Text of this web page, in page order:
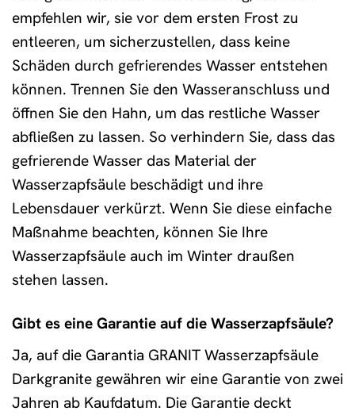
empfehlen wir, sie vor dem ersten Frost zu
entleeren, um sicherzustellen, dass keine
Schäden durch gefrierendes Wasser entstehen
können. Trennen Sie den Wasseranschluss und
öffnen Sie den Hahn, um das restliche Wasser
abfließen zu lassen. So verhindern Sie, dass das
gefrierende Wasser das Material der
Wasserzapfsäule beschädigt und ihre
Lebensdauer verkürzt. Wenn Sie diese einfache
Maßnahme beachten, können Sie Ihre
Wasserzapfsäule auch im Winter draußen
stehen lassen.
Gibt es eine Garantie auf die Wasserzapfsäule?
Ja, auf die Garantia GRANIT Wasserzapfsäule
Darkgranite gewähren wir eine Garantie von zwei
Jahren ab Kaufdatum. Die Garantie deckt